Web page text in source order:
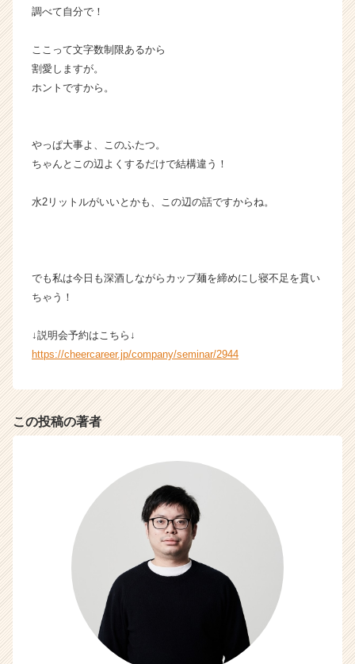
調べて自分で！
ここって文字数制限あるから
割愛しますが。
ホントですから。
やっぱ大事よ、このふたつ。
ちゃんとこの辺よくするだけで結構違う！
水2リットルがいいとかも、この辺の話ですからね。
でも私は今日も深酒しながらカップ麺を締めにし寝不足を貫い
ちゃう！
↓説明会予約はこちら↓
https://cheercareer.jp/company/seminar/2944
この投稿の著者